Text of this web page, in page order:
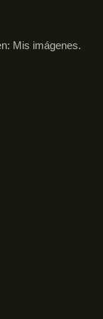
Mis imágenes.